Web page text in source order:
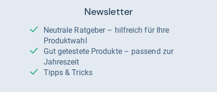
Newsletter
Neutrale Ratgeber – hilfreich für Ihre
Produktwahl
Gut getestete Produkte – passend zur
Jahreszeit
Tipps & Tricks